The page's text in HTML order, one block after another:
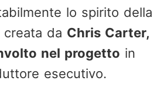
lo spirito della
creata da Chris Carter,
nel progetto in
esecutivo.